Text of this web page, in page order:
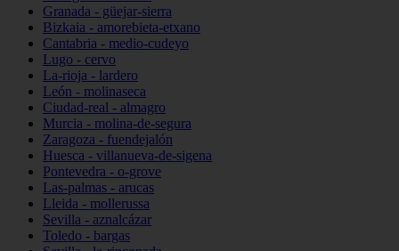
Granada - güejar-sierra
Bizkaia - amorebieta-etxano
Cantabria - medio-cudeyo
Lugo - cervo
La-rioja - lardero
León - molinaseca
Ciudad-real - almagro
Murcia - molina-de-segura
Zaragoza - fuendejalón
Huesca - villanueva-de-sigena
Pontevedra - o-grove
Las-palmas - arucas
Lleida - mollerussa
Sevilla - aznalcázar
Toledo - bargas